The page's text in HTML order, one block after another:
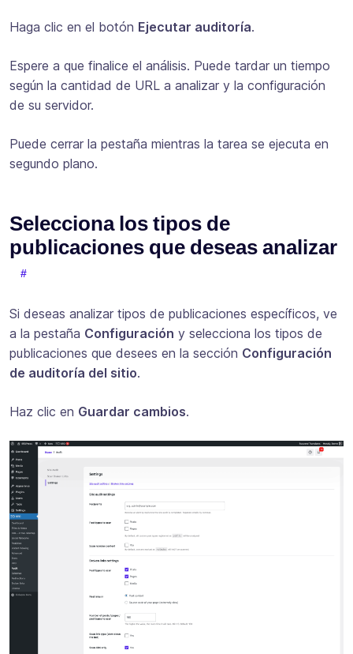
Haga clic en el botón Ejecutar auditoría.
Espere a que finalice el análisis. Puede tardar un tiempo
según la cantidad de URL a analizar y la configuración
de su servidor.
Puede cerrar la pestaña mientras la tarea se ejecuta en
segundo plano.
Selecciona los tipos de
publicaciones que deseas analizar
Si deseas analizar tipos de publicaciones específicos, ve
a la pestaña Configuración y selecciona los tipos de
publicaciones que desees en la sección Configuración
de auditoría del sitio.
Haz clic en Guardar cambios.